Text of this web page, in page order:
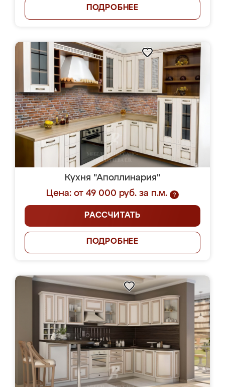
ПОДРОБНЕЕ
Кухня "Аполлинария"
Цена: от 49 000 руб. за п.м.
?
РАССЧИТАТЬ
ПОДРОБНЕЕ